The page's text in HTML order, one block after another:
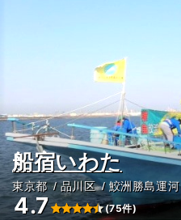
船宿いわた
東京都 品川区 鮫洲勝島運河
4.7 (75件)